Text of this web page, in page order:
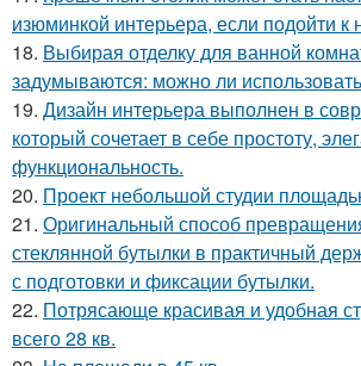
изюминкой интерьера, если подойти к
18. Выбирая отделку для ванной
задумываются: можно ли
19. Дизайн интерьера выполнен в
который сочетает в себе простоту,
функциональность.
20. Проект небольшой студии
21. Оригинальный способ
стеклянной бутылки в практичный
с подготовки и фиксации бутылки.
22. Потрясающе красивая и удобная
всего 28 кв.